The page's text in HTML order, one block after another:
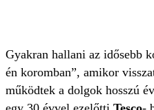
Gyakran hallani az idősebb
én koromban”, amikor
működtek a dolgok hosszú